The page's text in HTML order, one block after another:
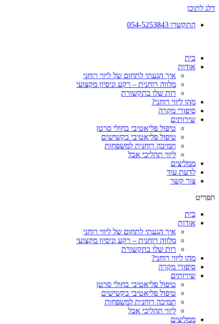
דלג לתוכן
התקשרו 054-5253843​
בית
אודות
איך הגעתי לתחום של ליווי רוחני
מלווה רוחנית – רקע וניסיון מקצועי
רות שלו בתקשורת
מהו ליווי רוחני?
סיפורי מקרה
שירותים
טיפול פליאטיבי בחולי סרטן
טיפול פליאטיבי בקשישים
תמיכה רוחנית למשפחות
ליווי תהליכי אבל
ממליצים
לדעת עוד
צור קשר
תפריט
בית
אודות
איך הגעתי לתחום של ליווי רוחני
מלווה רוחנית – רקע וניסיון מקצועי
רות שלו בתקשורת
מהו ליווי רוחני?
סיפורי מקרה
שירותים
טיפול פליאטיבי בחולי סרטן
טיפול פליאטיבי בקשישים
תמיכה רוחנית למשפחות
ליווי תהליכי אבל
ממליצים